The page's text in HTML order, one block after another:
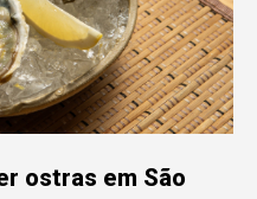
ostras em São